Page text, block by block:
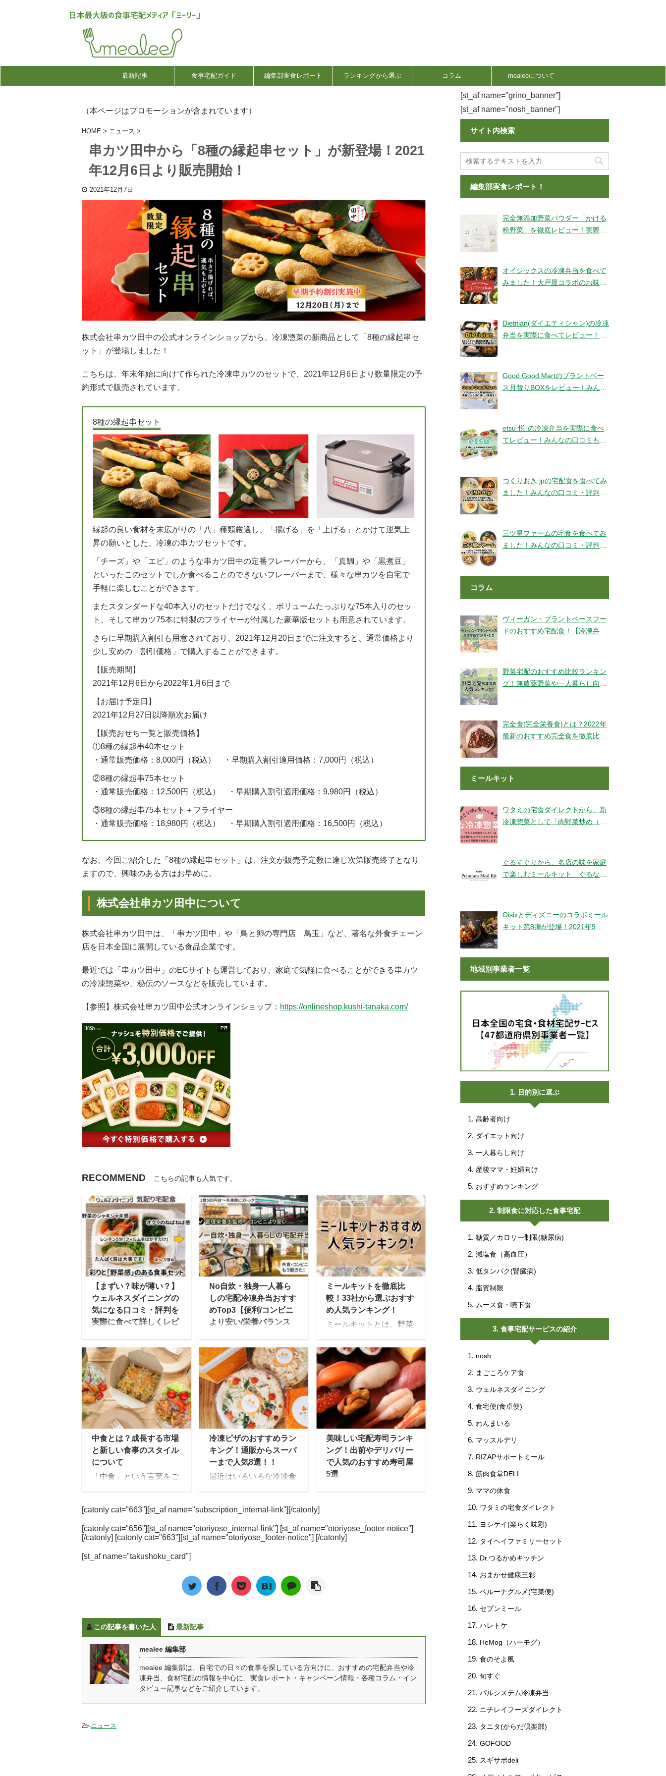
最新記事 食事宅配ガイド 編集部実食レポート ランキングから選ぶ コラム mealeeについて
（本ページはプロモーションが含まれています）
HOME > ニュース >
串カツ田中から「8種の縁起串セット」が新登場！2021
年12月6日より販売開始！
2021年12月7日
株式会社串カツ田中の公式オンラインショップから、冷凍惣菜の新商品として「8種の縁起串セ
ット」が登場しました！
こちらは、年末年始に向けて作られた冷凍串カツのセットで、2021年12月6日より数量限定の予
約形式で販売されています。
8種の縁起串セット
縁起の良い食材を末広がりの「八」種類厳選し、「揚げる」を「上げる」とかけて運気上
昇の願いとした、冷凍の串カツセットです。
「チーズ」や「エビ」のような串カツ田中の定番フレーバーから、「真鯛」や「黒煮豆」
といったこのセットでしか食べることのできないフレーバーまで、様々な串カツを自宅で
手軽に楽しむことができます。
またスタンダードな40本入りのセットだけでなく、ボリュームたっぷりな75本入りのセッ
ト、そして串カツ75本に特製のフライヤーが付属した豪華版セットも用意されています。
さらに早期購入割引も用意されており、2021年12月20日までに注文すると、通常価格より
少し安めの「割引価格」で購入することができます。
【販売期間】
2021年12月6日から2022年1月6日まで
【お届け予定日】
2021年12月27日以降順次お届け
【販売おせち一覧と販売価格】
①8種の縁起串40本セット
・通常販売価格：8,000円（税込） ・早期購入割引適用価格：7,000円（税込）
②8種の縁起串75本セット
・通常販売価格：12,500円（税込） ・早期購入割引適用価格：9,980円（税込）
③8種の縁起串75本セット＋フライヤー
・通常販売価格：18,980円（税込） ・早期購入割引適用価格：16,500円（税込）
なお、今回ご紹介した「8種の縁起串セット」は、注文が販売予定数に達し次第販売終了となり
ますので、興味のある方はお早めに。
株式会社串カツ田中について
株式会社串カツ田中は、「串カツ田中」や「鳥と卵の専門店 鳥玉」など、著名な外食チェーン
店を日本全国に展開している食品企業です。
最近では「串カツ田中」のECサイトも運営しており、家庭で気軽に食べることができる串カツ
の冷凍惣菜や、秘伝のソースなどを販売しています。
【参照】株式会社串カツ田中公式オンラインショップ： https://onlineshop.kushi-tanaka.com/
RECOMMEND こちらの記事も人気です。
【まずい？味が薄い？】
ウェルネスダイニングの
気になる口コミ・評判を
実際に食べて詳しくレビ
ウェルネスダイニングは
食事制限専門の宅配食サ
ービスで、カロリーや塩
分・糖質などを制限した
4つの食事制限コース
と、ダイエットや健康維
持のための2つの通常食
コースがあります。 食べ
たいときにレンジでチン
するタイプの冷凍弁当
や、簡単に調理できる料
理キットタイプなどを宅
配で届けてくれます。 こ
ダイニングの気になる口
コミ・評判やコース別の
金額や料金、実際に頼ん
も紹介します。 美味し
ます ...
No自炊・独身一人暮ら
しの宅配冷凍弁当おすす
めTop3【便利/コンビニ
より安い/栄養バランス
[toc] 独身一人暮らし。仕
事が終われば後は自分の
時間ですが・・・ 「あ～
あ、今日も帰りはこんな
時間」 「いつまでもこん
な食生活でいいのか
な・・・」 「健康診断の
数値も年々悪くなってい
ってるような・・・」
「でも自炊するの面倒く
さい」 「家に帰ったら、
さっさとお風呂入ってネ
ット見て寝たい」 そんな
できる宅配弁当・宅食
（食事宅配）をおすすめ
します！ 独身一人暮らし
冷凍庫にストックできる
電子レンジ解凍5～6分で
食べられる 開けやすいパ
ミールキットを徹底比
較！33社から選ぶおすす
め人気ランキング！
ミールキットとは、野菜
理に必要な食材やレシピ
が一揃えになった商品の
ことで、予め下ごしらえ
がされています。 買い物
に行く手間が省ける上に
自分で献立を考える必要
がないため、子育て中や
介護中、共働きの世帯か
ら人気を集めていますよ
ね。 今までは、肉じゃが
や生姜焼きなど家庭料理
のメニューが一般的でし
たが、最近では人気レス
トや健康管理など向けに
作られたメニューがある
中食とは？成長する市場
と新しい食事のスタイル
について
「中食」という言葉をご
たこともありますが、
「聞いたことはあるけれ
ど詳しくは知らない」と
かと思います。 「外食」
「中食」は、この令和の
時代に「手軽に美味しい
ものを食べることができ
る食事形式」として改め
て注目されています。 豆
知識 「中食」の読み方は
「ちゅうしょく」や「な
かじき」など様々です
く」という読み方が主流
冷凍ピザのおすすめラン
キング！通販からスーパ
ーまで人気8選！！
最近はいろいろな冷凍食
美味しくなっていると思
いませんか？ 冷凍食品が
美味しくなった訳は家電
昔よりも美味しくなった
とされています。 今回は
す。 お店以上のもの
も！？冷凍ピザの魅力と
選び方 冷凍ピザは、
1964年に始めて輸入、販
美味しい宅配寿司ランキ
ング！出前やデリバリー
で人気のおすすめ寿司屋
5選
れる食べ物となっていま
す。 また外国人に人気の
司の人気店を5つ厳選し
てご紹介したいと思いま
る！？やっぱりみんなお
[catonly cat="663"][st_af name="subscription_internal-link"][/catonly]
[catonly cat="656"][st_af name="otoriyose_internal-link"] [st_af name="otoriyose_footer-notice"]
[/catonly] [catonly cat="663"][st_af name="otoriyose_footer-notice"] [/catonly]
[st_af name="takushoku_card"]
この記事を書いた人 最新記事
mealee 編集部
mealee 編集部は、自宅での日々の食事を探している方向けに、おすすめの宅配弁当や冷
凍弁当、食材宅配の情報を中心に、実食レポート・キャンペーン情報・各種コラム・イン
タビュー記事などをご紹介しています。
-ニュース
[st_af name="grino_banner"]
[st_af name="nosh_banner"]
サイト内検索
編集部実食レポート！
完全無添加野菜パウダー「かける
粉野菜」を徹底レビュー！実際に
オイシックスの冷凍弁当を食べて
みました！大戸屋コラボのお味と
Dietitian(ダイエティシャン)の冷凍
弁当を実際に食べてレビュー！み
Good Good Martのプラントベー
ス月替りBOXをレビュー！みんな
etsu-悦-の冷凍弁当を実際に食べ
てレビュー！みんなの口コミもチ
つくりおき.jpの宅配食を食べてみ
ました！みんなの口コミ・評判も
三ツ星ファームの宅食を食べてみ
ました！みんなの口コミ・評判も
コラム
ヴィーガン・プラントベースフー
ドのおすすめ宅配食！【冷凍弁
野菜宅配のおすすめ比較ランキン
グ！無農薬野菜や一人暮らし向け
完全食(完全栄養食)とは？2022年
最新のおすすめ完全食を徹底比較
ミールキット
ワタミの宅食ダイレクトから、新
冷凍惣菜として「肉野菜炒め（銚
ぐるすぐりから、名店の味を家庭
で楽しむミールキット「ぐるなび
Oisixとディズニーのコラボミール
キット第8弾が登場！2021年9月9
地域別事業者一覧
目的別に選ぶ
高齢者向け
ダイエット向け
一人暮らし向け
産後ママ・妊婦向け
おすすめランキング
制限食に対応した食事宅配
糖質／カロリー制限(糖尿病)
減塩食（高血圧）
低タンパク(腎臓病)
脂質制限
ムース食・嚥下食
食事宅配サービスの紹介
nosh
まごころケア食
ウェルネスダイニング
食宅便(食卓便)
わんまいる
マッスルデリ
RIZAPサポートミール
筋肉食堂DELI
ママの休食
ワタミの宅食ダイレクト
ヨシケイ(楽らく味彩)
タイヘイファミリーセット
Dr.つるかめキッチン
おまかせ健康三彩
ベルーナグルメ(宅菜便)
セブンミール
ハレトケ
HeMog（ハーモグ）
食のそよ風
旬すぐ
パルシステム冷凍弁当
ニチレイフーズダイレクト
タニタ(からだ倶楽部)
GOFOOD
スギサポdeli